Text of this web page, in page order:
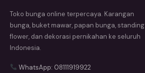
Toko bunga online terpercaya. Karangan
bunga, buket mawar, papan bunga, standing
flower, dan dekorasi pernikahan ke seluruh
Indonesia.
WhatsApp: 08111919922